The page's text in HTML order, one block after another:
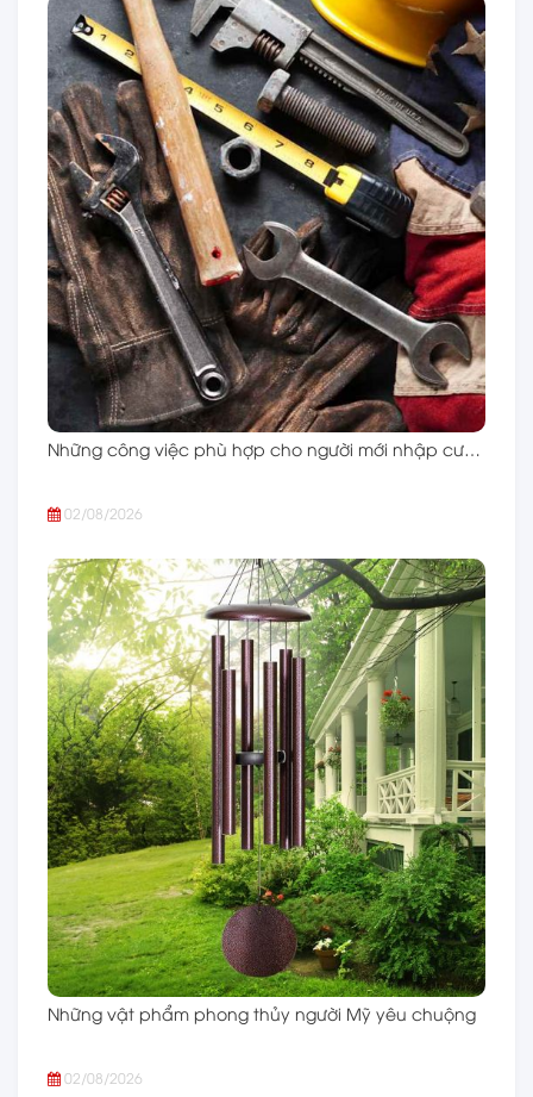
Những công việc phù hợp cho người mới nhập cư…
02/08/2026
Những vật phẩm phong thủy người Mỹ yêu chuộng
02/08/2026